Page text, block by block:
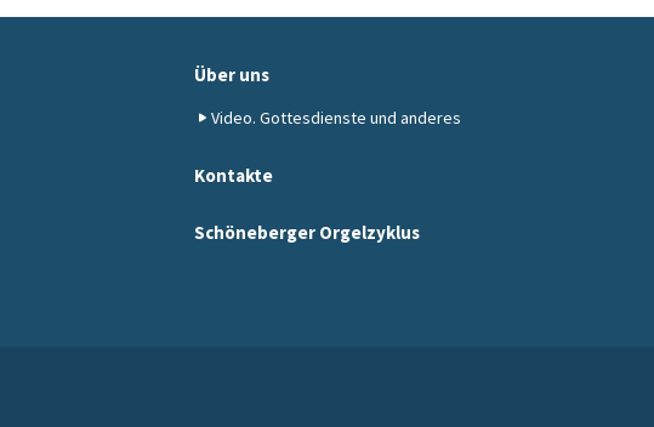
Über uns
Video. Gottesdienste und anderes
Kontakte
Schöneberger Orgelzyklus